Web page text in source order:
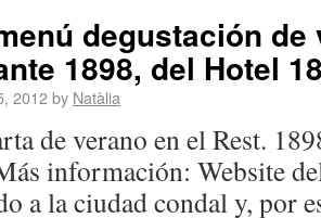
degustación de
1898, del Hotel
2012by Natàlia
de verano en el Rest.
información: Website
a la ciudad condal y, por